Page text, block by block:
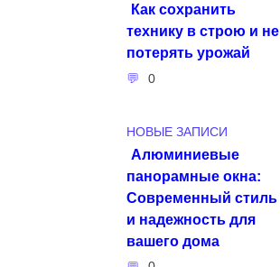
Как сохранить
технику в строю и не
потерять урожай
0
НОВЫЕ ЗАПИСИ
Алюминиевые
панорамные окна:
Современный стиль
и надежность для
вашего дома